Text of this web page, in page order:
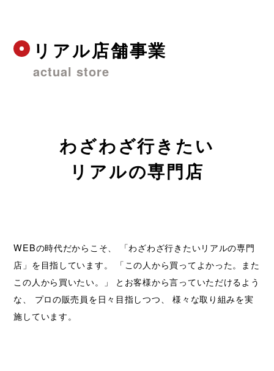
リアル店舗事業
actual store
わざわざ行きたい
リアルの専門店
WEBの時代だからこそ、 「わざわざ行きたいリアルの専門
店」を目指しています。 「この人から買ってよかった。また
この人から買いたい。」 とお客様から言っていただけるよう
な、 プロの販売員を日々目指しつつ、 様々な取り組みを実
施しています。